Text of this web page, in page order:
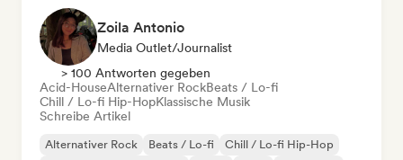
Zoila Antonio
Media Outlet/Journalist
> 100 Antworten gegeben
Acid-HouseAlternativer RockBeats / Lo-fi
Chill / Lo-fi Hip-HopKlassische Musik
Schreibe Artikel
Alternativer Rock Beats / Lo-fi
Chill / Lo-fi Hip-Hop